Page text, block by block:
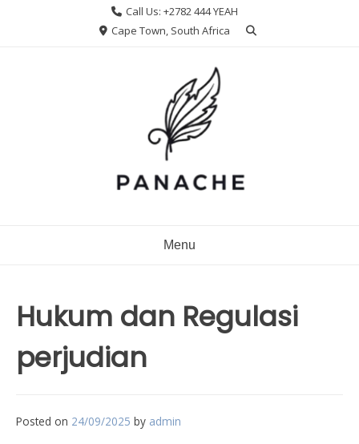
Call Us: +2782 444 YEAH
Cape Town, South Africa
Menu
Hukum dan Regulasi
perjudian
Posted on 24/09/2025 by admin